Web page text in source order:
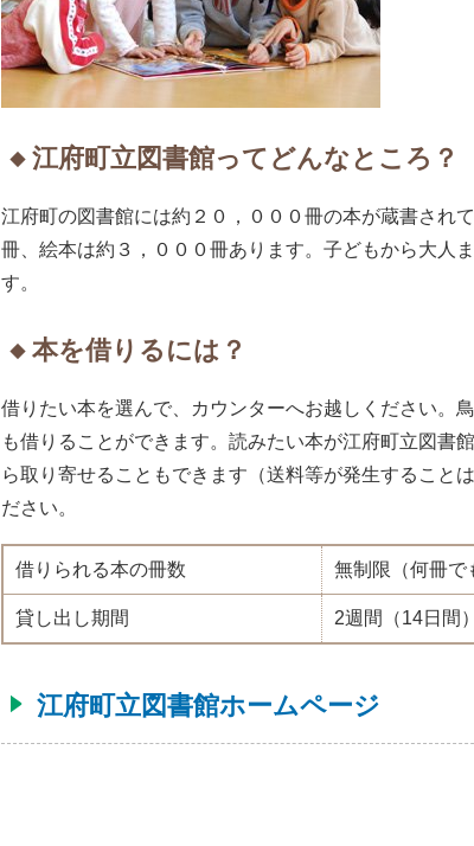
江府町立図書館ってどんなところ？
江府町の図書館には約２０，０００冊の本が蔵書され
冊、絵本は約３，０００冊あります。子どもから大人
す。
本を借りるには？
借りたい本を選んで、カウンターへお越しください。
も借りることができます。読みたい本が江府町立図書
ら取り寄せることもできます（送料等が発生すること
ださい。
借りられる本の冊数 無制限（何冊で
貸し出し期間 2週間（14日間）
江府町立図書館ホームページ